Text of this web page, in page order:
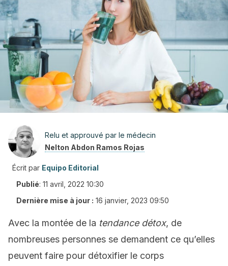
Relu et approuvé par le médecin
Nelton Abdon Ramos Rojas
Écrit par Equipo Editorial
Publié: 11 avril, 2022 10:30
Dernière mise à jour : 16 janvier, 2023 09:50
Avec la montée de la tendance détox, de
nombreuses personnes se demandent ce qu’elles
peuvent faire pour détoxifier le corps